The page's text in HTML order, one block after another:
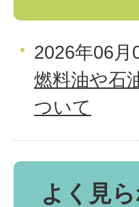
2026年06月
燃料油や石
ついて
よく見